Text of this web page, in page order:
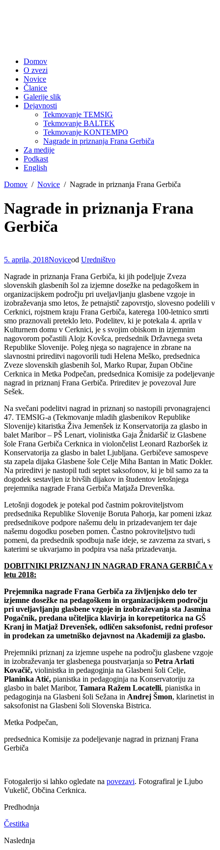
Domov
O zvezi
Novice
Članice
Galerije slik
Dejavnosti
Tekmovanje TEMSIG
Tekmovanje BALTEK
Tekmovanje KONTEMPO
Nagrade in priznanja Frana Gerbiča
Za medije
Podkast
English
Domov
Novice Nagrade in priznanja Frana Gerbiča
Nagrade in priznanja Frana
Gerbiča
5. aprila, 2018Noviceod Uredništvo
Nagrade in priznanja Frana Gerbiča, ki jih podeljuje Zveza
slovenskih glasbenih šol za izjemne dosežke na pedagoškem in
organizacijskem področju pri uveljavljanju glasbene vzgoje in
izobraževanja smo letos, že petnajstič zapovrstjo, slovesno podelili v
Cerknici, rojstnem kraju Frana Gerbiča, katerega 100-letnico smrti
smo praznovali preteklo leto. Podelitev, ki je potekala 4. aprila v
Kulturnem domu v Cerknici, je s svojim obiskom in izjemnim
nagovorom počastili Alojz Kovšca, predsednik Državnega sveta
Republike Slovenije. Poleg njega so nagrajence in zbrane na
slavnostni prireditvi nagovorili tudi Helena Meško, predsednica
Zveze slovenskih glasbenih šol, Marko Rupar, župan Občine
Cerknica in Metka Podpečan, predsednica Komisije za podeljevanje
nagrad in priznanj Frana Gerbiča. Prireditev je povezoval Jure
Sešek.
Na svečani podelitvi nagrad in priznanj so nastopili prvonagrajenci
47. TEMSIG-a (Tekmovanje mladih glasbenikov Republike
Slovenije) kitaristka Živa Jemenšek iz Konservatorija za glasbo in
balet Maribor – PŠ Lenart, violinistka Gaja Žnidaršič iz Glasbene
šole Frana Gerbiča Cerknica in violončelist Leonard Razboršek iz
Konservatorija za glasbo in balet Ljubljana. Gerbičeve samospeve
sta zapela dijaka Glasbene šole Celje Miha Bantan in Matic Dokler.
Na prireditvi je nastopil tudi septet saksofonov, ki je bil samo za ta
dogodek sestavljen iz bivših dijakov in študentov letošnjega
prejemnika nagrade Frana Gerbiča Matjaža Drevenška.
Letošnji dogodek je potekal pod častnim pokroviteljstvom
predsednika Republike Slovenije Boruta Pahorja, kar pomeni izkaz
predsednikove podpore našemu delu in prizadevanjem ter daje
našemu dogodku poseben pomen. Častno pokroviteljstvo tudi
pomeni, da predsednik spodbuja naše ideje, se zavzema za stvari, s
katerimi se ukvarjamo in podpira vsa naša prizadevanja.
DOBITNIKI PRIZNANJ IN NAGRAD FRANA GERBIČA v
letu 2018:
Prejemnika nagrade Frana Gerbiča za življenjsko delo ter
izjemne dosežke na pedagoškem in organizacijskem področju
pri uveljavljanju glasbene vzgoje in izobraževanja sta Jasmina
Pogačnik, predana učiteljica klavirja in korepetitorica na GŠ
Kranj in Matjaž Drevenšek, odličen saksofonist, redni profesor
in prodekan za umetniško dejavnost na Akademiji za glasbo.
Prejemniki priznanj za izjemne uspehe na področju glasbene vzgoje
in izobraževanja ter glasbenega poustvarjanja so Petra Arlati
Kovačič, violinistka in pedagoginja na Glasbeni šoli Celje,
Planinka Atić, pianistka in pedagoginja na Konservatoriju za
glasbo in balet Maribor, Tamara Ražem Locatelli, pianistka in
pedagoginja na Glasbeni šoli Sežana in Andrej Šmon, klarinetist in
saksofonist na Glasbeni šoli Slovenska Bistrica.
Metka Podpečan,
predsednica Komisije za podeljevanje nagrad in priznanj Frana
Gerbiča
Fotogalerijo si lahko ogledate na povezavi. Fotografiral je Ljubo
Vukelič, Občina Cerknica.
Predhodnja
Čestitka
Naslednja